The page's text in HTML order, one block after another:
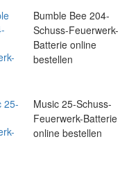
Bumble Bee 204-
Schuss-Feuerwerk-
Batterie online
bestellen
Music 25-Schuss-
Feuerwerk-Batterie
online bestellen